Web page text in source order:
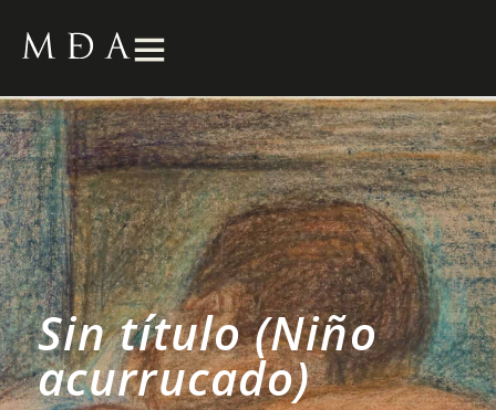
Sin título (Niño
acurrucado)